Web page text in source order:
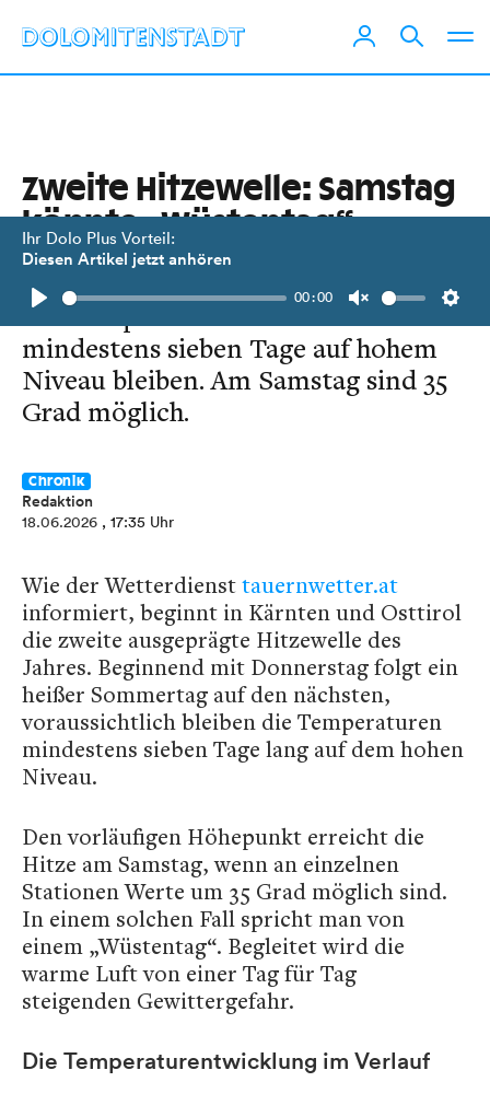
Ihr Dolo Plus Vorteil:
Diesen Artikel jetzt anhören
Play
00:00
Unmute
Zweite Hitzewelle: Samstag
könnte „Wüstentag“
bringen
Die Temperaturen dürften
mindestens sieben Tage auf hohem
Niveau bleiben. Am Samstag sind 35
Grad möglich.
Chronik
Redaktion
18.06.2026 , 17:35 Uhr
Wie der Wetterdiensttauernwetter.at
informiert, beginnt in Kärnten und Osttirol
die zweite ausgeprägte Hitzewelle des
Jahres. Beginnend mit Donnerstag folgt ein
heißer Sommertag auf den nächsten,
voraussichtlich bleiben die Temperaturen
mindestens sieben Tage lang auf dem hohen
Niveau.
Den vorläufigen Höhepunkt erreicht die
Hitze am Samstag, wenn an einzelnen
Stationen Werte um 35 Grad möglich sind.
In einem solchen Fall spricht man von
einem „Wüstentag“. Begleitet wird die
warme Luft von einer Tag für Tag
steigenden Gewittergefahr.
Die Temperaturentwicklung im Verlauf